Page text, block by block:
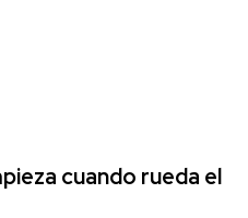
cuando rueda el